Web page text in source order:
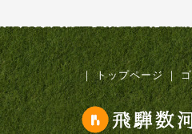
｜ トップページ ｜